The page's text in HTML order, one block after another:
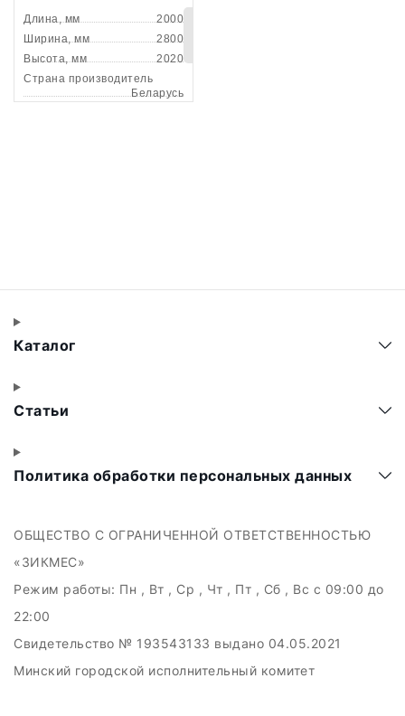
Длина, мм
2000
Ширина, мм
2800
Высота, мм
2020
Страна производитель
Беларусь
Каталог
Статьи
Политика обработки персональных данных
ОБЩЕСТВО С ОГРАНИЧЕННОЙ ОТВЕТСТВЕННОСТЬЮ
«ЗИКМЕС»
Режим работы: Пн , Вт , Ср , Чт , Пт , Сб , Вс c 09:00 до
22:00
Свидетельство № 193543133 выдано 04.05.2021
Минский городской исполнительный комитет